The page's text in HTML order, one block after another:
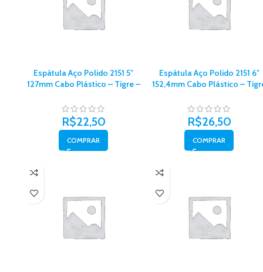
Espátula Aço Polido 2151 5″
127mm Cabo Plástico – Tigre –
R$22,50
COMPRAR
Espátula Aço Polido 2151 6″
152,4mm Cabo Plástico –
R$26,50
COMPRAR